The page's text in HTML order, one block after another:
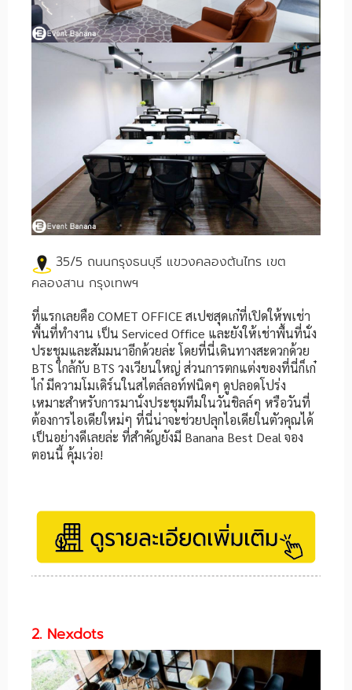
35/5 ถนนกรุงธนบุรี แขวงคลองต้นไทร เขต
คลองสาน กรุงเทพฯ
ที่แรกเลยคือ COMET OFFICE สเปซสุดเก๋ที่เปิดให้พเช่า
พื้นที่ทำงาน เป็น Serviced Office และยังให้เช่าพื้นที่นั่ง
ประชุมและสัมมนาอีกด้วยล่ะ โดยที่นี่เดินทางสะดวกด้วย
BTS ใกล้กับ BTS วงเวียนใหญ่ ส่วนการตกแต่งของที่นี่ก็เก๋
ไก๋ มีความโมเดิร์นในสไตล์ลอท์ฟนิดๆ ดูปลอดโปร่ง
เหมาะสำหรับการมานั่งประชุมทีมในวันชิลล์ๆ หรือวันที่
ต้องการไอเดียใหม่ๆ ที่นี่น่าจะช่วยปลุกไอเดียในตัวคุณได้
เป็นอย่างดีเลยล่ะ ที่สำคัญยังมี Banana Best Deal จอง
ตอนนี้ คุ้มเว่อ!
2. Nexdots